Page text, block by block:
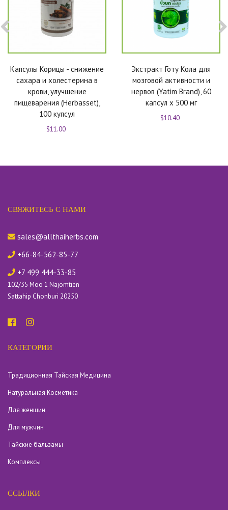
Капсулы Корицы - снижение
сахара и холестерина в
крови, улучшение
пищеварения (Herbasset),
100 купсул
$11.00
Экстракт Готу Кола для
мозговой активности и
нервов (Yatim Brand), 60
капсул х 500 мг
$10.40
СВЯЖИТЕСЬ С НАМИ
sales@allthaiherbs.com
+66-84-562-85-77
+7 499 444-33-85
102/35 Moo 1 Najomtien
Sattahip Chonburi 20250
КАТЕГОРИИ
Традиционная Тайская Медицина
Натуральная Косметика
Для женщин
Для мужчин
Тайские бальзамы
Комплексы
ССЫЛКИ